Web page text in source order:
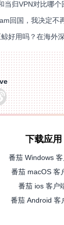
回国，我决定不
下载应用
番茄 Windows
番茄 macOS 客
番茄 ios 客户
番茄 Android 客